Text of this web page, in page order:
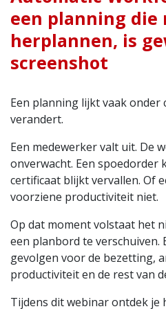
een planning die
herplannen, is
screenshot
Een planning lijkt vaak
verandert.
Een medewerker valt uit. De
onverwacht. Een spoedorder
certificaat blijkt vervallen. Of
voorziene productiviteit niet.
Op dat moment volstaat het
een planbord te verschuiven.
gevolgen voor de bezetting,
productiviteit en de rest van
Tijdens dit webinar ontdek je